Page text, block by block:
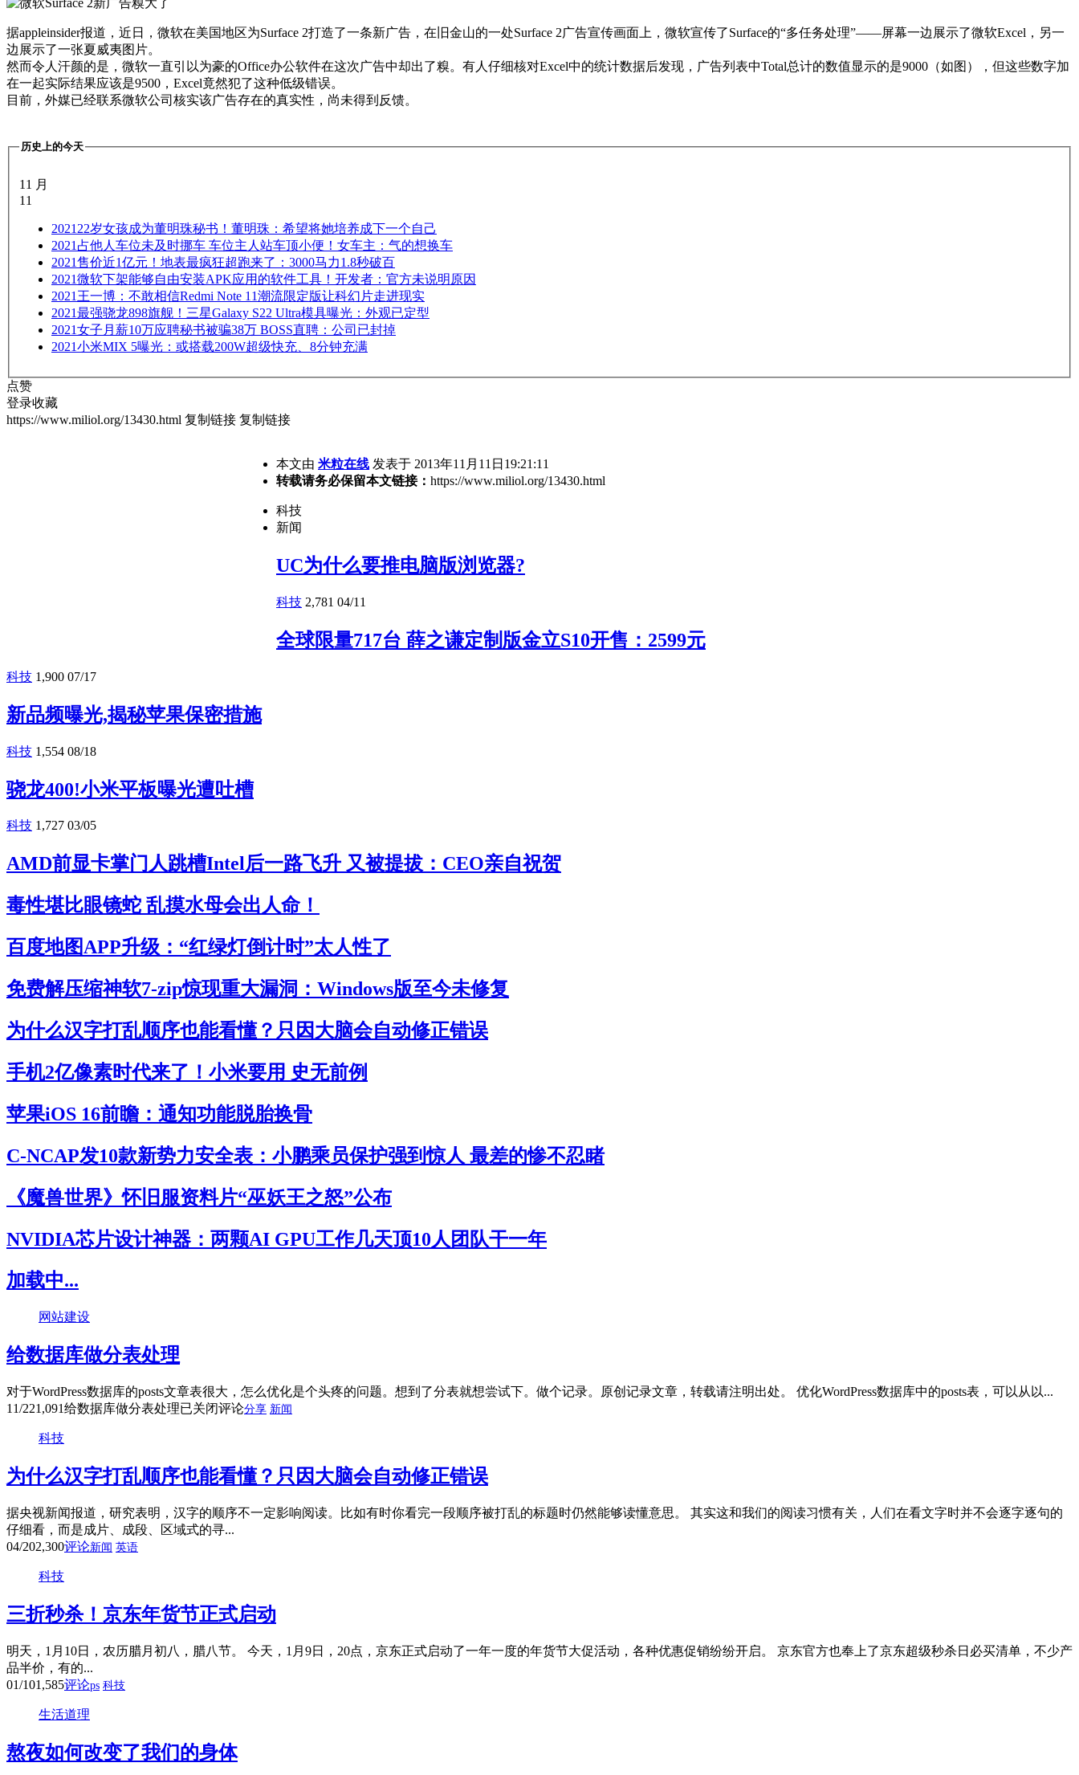
据appleinsider报道，近日，微软在美国地区为Surface 2打造了一条新广告，在旧金山的一处Surface 2广告宣传画面上，微软宣传了Surface的“多任务处理”——屏幕一边展示了微软Excel，另一
边展示了一张夏威夷图片。
然而令人汗颜的是，微软一直引以为豪的Office办公软件在这次广告中却出了糗。有人仔细核对Excel中的统计数据后发现，广告列表中Total总计的数值显示的是9000（如图），但这些数字加
在一起实际结果应该是9500，Excel竟然犯了这种低级错误。
目前，外媒已经联系微软公司核实该广告存在的真实性，尚未得到反馈。
历史上的今天
11 月
11
2021 22岁女孩成为董明珠秘书！董明珠：希望将她培养成下一个自己
2021 占他人车位未及时挪车 车位主人站车顶小便！女车主：气的想换车
2021售价近1亿元！地表最疯狂超跑来了：3000马力1.8秒破百
2021微软下架能够自由安装APK应用的软件工具！开发者：官方未说明原因
2021 王一博：不敢相信Redmi Note 11潮流限定版让科幻片走进现实
2021最强骁龙898旗舰！三星Galaxy S22 Ultra模具曝光：外观已定型
2021女子月薪10万应聘秘书被骗38万 BOSS直聘：公司已封掉
2021小米MIX 5曝光：或搭载200W超级快充、8分钟充满
点赞
登录收藏
https://www.miliol.org/13430.html 复制链接 复制链接
本文由 米粒在线 发表于 2013年11月11日19:21:11
转载请务必保留本文链接： https://www.miliol.org/13430.html
科技
新闻
UC为什么要推电脑版浏览器?
科技 2,781 04/11
全球限量717台 薛之谦定制版金立S10开售：2599元
科技 1,900 07/17
新品频曝光,揭秘苹果保密措施
科技 1,554 08/18
骁龙400!小米平板曝光遭吐槽
科技 1,727 03/05
AMD前显卡掌门人跳槽Intel后一路飞升 又被提拔：CEO亲自祝贺
毒性堪比眼镜蛇 乱摸水母会出人命！
百度地图APP升级：“红绿灯倒计时”太人性了
免费解压缩神软7-zip惊现重大漏洞：Windows版至今未修复
为什么汉字打乱顺序也能看懂？只因大脑会自动修正错误
手机2亿像素时代来了！小米要用 史无前例
苹果iOS 16前瞻：通知功能脱胎换骨
C-NCAP发10款新势力安全表：小鹏乘员保护强到惊人 最差的惨不忍睹
《魔兽世界》怀旧服资料片“巫妖王之怒”公布
NVIDIA芯片设计神器：两颗AI GPU工作几天顶10人团队干一年
加载中...
网站建设
给数据库做分表处理
对于WordPress数据库的posts文章表很大，怎么优化是个头疼的问题。想到了分表就想尝试下。做个记录。原创记录文章，转载请注明出处。 优化WordPress数据库中的posts表，可以从以...
11/221,091给数据库做分表处理已关闭评论分享 新闻
科技
为什么汉字打乱顺序也能看懂？只因大脑会自动修正错误
据央视新闻报道，研究表明，汉字的顺序不一定影响阅读。比如有时你看完一段顺序被打乱的标题时仍然能够读懂意思。 其实这和我们的阅读习惯有关，人们在看文字时并不会逐字逐句的
仔细看，而是成片、成段、区域式的寻...
04/202,300评论新闻 英语
科技
三折秒杀！京东年货节正式启动
明天，1月10日，农历腊月初八，腊八节。 今天，1月9日，20点，京东正式启动了一年一度的年货节大促活动，各种优惠促销纷纷开启。 京东官方也奉上了京东超级秒杀日必买清单，不少产
品半价，有的...
01/101,585评论ps 科技
生活道理
熬夜如何改变了我们的身体